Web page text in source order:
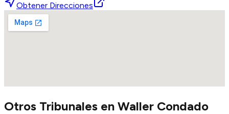
Obtener Direcciones
Otros Tribunales en Waller Condado